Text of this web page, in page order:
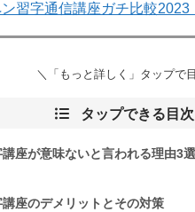
ン習字通信講座ガチ比較
＼「もっと詳しく」タップで
タップできる目次
座が意味ないと言われる理由3選
座のデメリットとその対策